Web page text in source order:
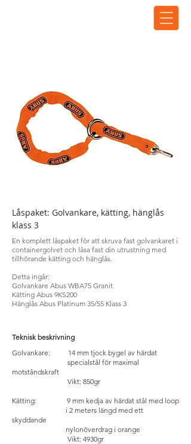
Låspaket: Golvankare, kätting, hänglås
klass 3
En komplett låspaket för att skruva fast golvankaret i
containergolvet och låsa fast din utrustning med
tillhörande kätting och hänglås.
Detta ingår:
Golvankare Abus WBA75 Granit
Kätting Abus 9KS200
Hänglås Abus Platinum 35/55 Klass 3
Teknisk beskrivning
Golvankare: 14 mm tjock bygel av härdat
specialstål för maximal
motståndskraft
Vikt: 850gr
Kätting: 9 mm kedja av härdat stål med loop
i 2 meters längd med ett
skyddande
nylonöverdrag i orange
Vikt: 4930gr